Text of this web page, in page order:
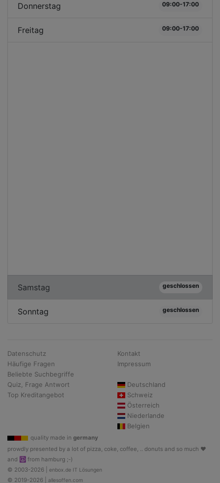
Donnerstag 09:00-17:00
Freitag 09:00-17:00
Samstag geschlossen
Sonntag geschlossen
Datenschutz
Häufige Fragen
Beliebte Suchbegriffe
Quiz, Frage Antwort
Top Kreditangebot
Kontakt
Impressum
Deutschland
Schweiz
Österreich
Niederlande
Belgien
quality made in germany
prowdly presented by a lot of pizza, coke, coffee, .. donuts and so much ♥
and ☮ from hamburg ;-)
© 2003-2026 | enbox.de IT Lösungen
© 2019-2026 | allesoffen.com